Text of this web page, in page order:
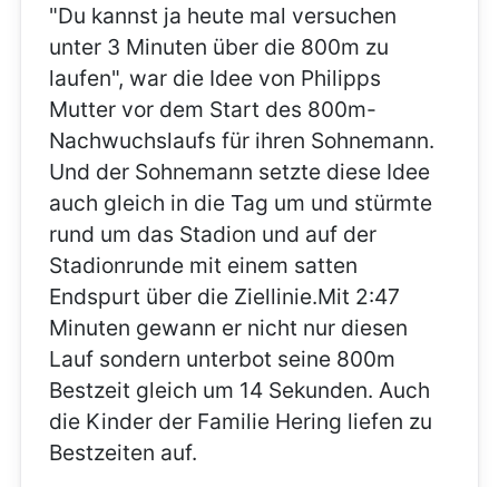
"Du kannst ja heute mal versuchen
unter 3 Minuten über die 800m zu
laufen", war die Idee von Philipps
Mutter vor dem Start des 800m-
Nachwuchslaufs für ihren Sohnemann.
Und der Sohnemann setzte diese Idee
auch gleich in die Tag um und stürmte
rund um das Stadion und auf der
Stadionrunde mit einem satten
Endspurt über die Ziellinie.Mit 2:47
Minuten gewann er nicht nur diesen
Lauf sondern unterbot seine 800m
Bestzeit gleich um 14 Sekunden. Auch
die Kinder der Familie Hering liefen zu
Bestzeiten auf.